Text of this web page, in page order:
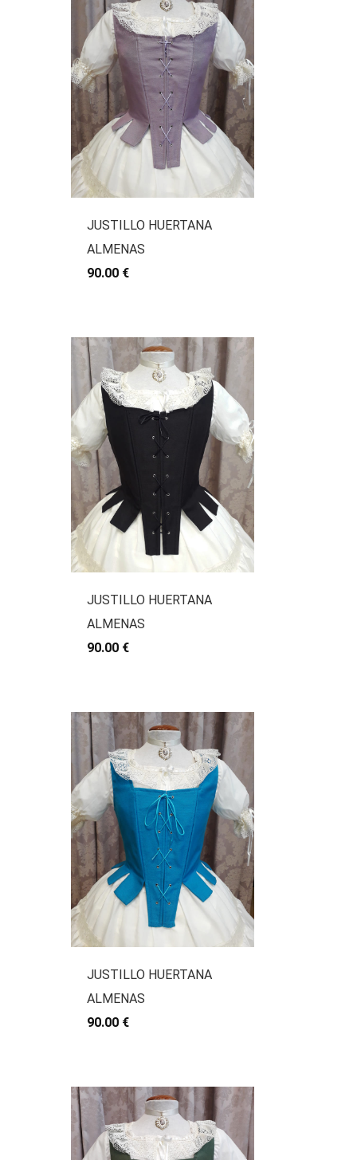
JUSTILLO HUERTANA
ALMENAS
90.00 €
JUSTILLO HUERTANA
ALMENAS
90.00 €
JUSTILLO HUERTANA
ALMENAS
90.00 €